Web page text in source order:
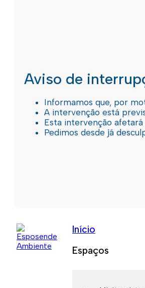
Aviso de
Informamos que, por
A intervenção está
Esta intervenção
Pedimos desde já
Início
Espaços